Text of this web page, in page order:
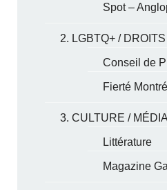
Spot –
2. LGBTQ+ /
Conseil de
Fierté
3. CULTURE /
Littérature
Magazine